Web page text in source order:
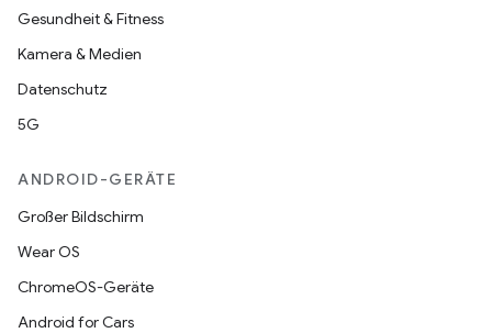
Gesundheit & Fitness
Kamera & Medien
Datenschutz
5G
ANDROID-GERÄTE
Großer Bildschirm
Wear OS
ChromeOS-Geräte
Android for Cars